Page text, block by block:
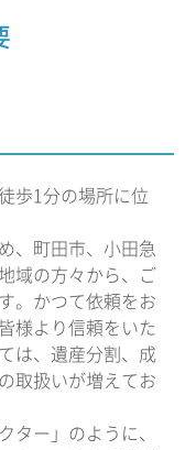
歩1分の場所に位
、町田市、小田急
域の方々から、ご
。かつて依頼をお
様より信頼をいた
は、遺産分割、成
取扱いが増えてお
ター」のように、